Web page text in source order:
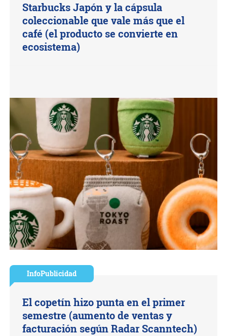
Starbucks Japón y la cápsula
coleccionable que vale más que el
café (el producto se convierte en
ecosistema)
InfoPublicidad
El copetín hizo punta en el primer
semestre (aumento de ventas y
facturación según Radar Scanntech)